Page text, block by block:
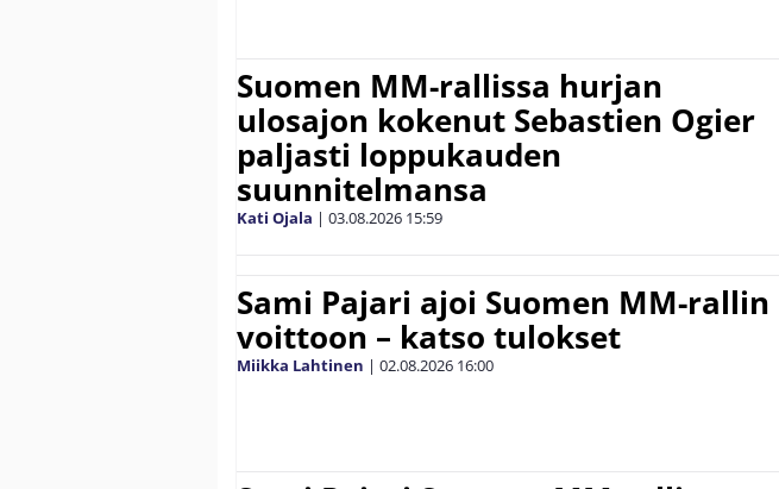
Suomen MM-rallissa hurjan
ulosajon kokenut Sebastien Ogier
paljasti loppukauden
suunnitelmansa
Kati Ojala | 03.08.2026 15:59
Sami Pajari ajoi Suomen MM-rallin
voittoon – katso tulokset
Miikka Lahtinen | 02.08.2026 16:00